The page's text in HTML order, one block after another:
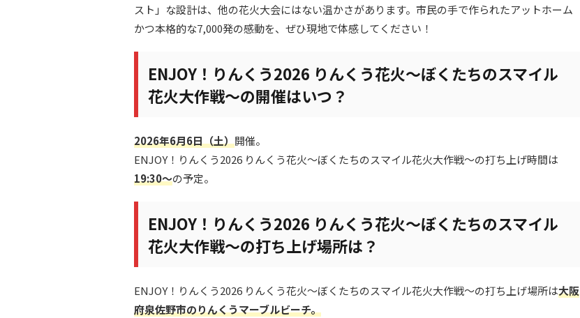
スト」な設計は、他の花火大会にはない温かさがあります。市民の手で作られたアットホーム
かつ本格的な7,000発の感動を、ぜひ現地で体感してください！
ENJOY！りんくう2026 りんくう花火～ぼくたちのスマイル
花火大作戦～の開催はいつ？
2026年6月6日（土）開催。
ENJOY！りんくう2026 りんくう花火～ぼくたちのスマイル花火大作戦～の打ち上げ時間は
19:30～の予定。
ENJOY！りんくう2026 りんくう花火～ぼくたちのスマイル
花火大作戦～の打ち上げ場所は？
ENJOY！りんくう2026 りんくう花火～ぼくたちのスマイル花火大作戦～の打ち上げ場所は大阪
府泉佐野市のりんくうマーブルビーチ。